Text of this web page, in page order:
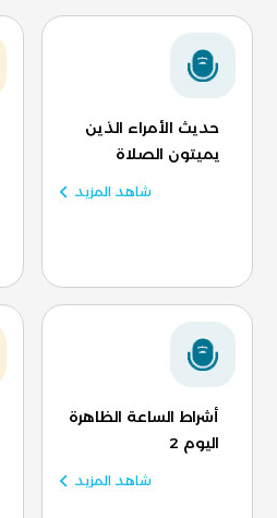
حديث الأمراء الذين
يميتون الصلاة
شاهد المزيد
أشراط الساعة الظاهرة
اليوم 2
شاهد المزيد